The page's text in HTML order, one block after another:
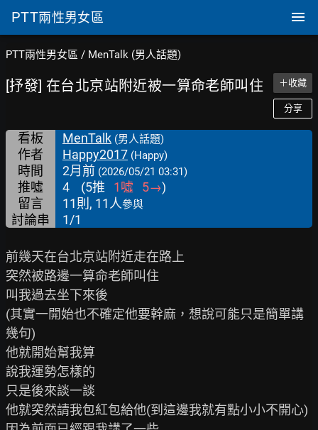
PTT兩性男女區
PTT兩性男女區 / MenTalk (男人話題)
[抒發] 在台北京站附近被一算命老師叫住 ＋收藏
分享
看板 MenTalk (男人話題)
作者 Happy2017 (Happy)
時間 2月前 (2026/05/21 03:31)
推噓 4 (5推 1噓 5→)
留言
11則, 11人參與
討論串 1/1
前幾天在台北京站附近走在路上
突然被路邊一算命老師叫住
叫我過去坐下來後
(其實一開始也不確定他要幹麻，想說可能只是簡單講
幾句)
他就開始幫我算
說我運勢怎樣的
只是後來談一談
他就突然請我包紅包給他(到這邊我就有點小小不開心)